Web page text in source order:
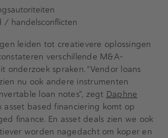
/ handelsconflicten
leiden tot creatievere oplossingen
verschillende M&A-
onderzoek spraken. “Vendor loans
nu ook andere instrumenten
loan notes”, zegt Daphne
asset based financiering komt op
finance. En asset deals zien we ook
worden nagedacht om koper en